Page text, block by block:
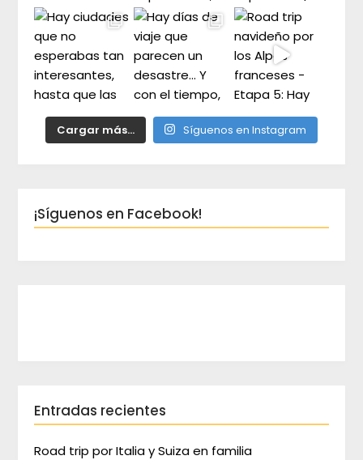
Cargar más... Síguenos en Instagram
¡Síguenos en Facebook!
Entradas recientes
Road trip por Italia y Suiza en familia